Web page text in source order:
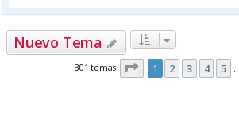
Nuevo Tema
301 temas Página de 21
1 2 3 4 5 …